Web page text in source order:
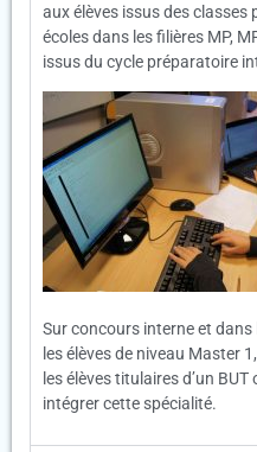
aux élèves issus des
écoles dans les filières MP,
issus du cycle préparatoire
Sur concours interne et
les élèves de niveau Master
les élèves titulaires d’un
intégrer cette spécialité.